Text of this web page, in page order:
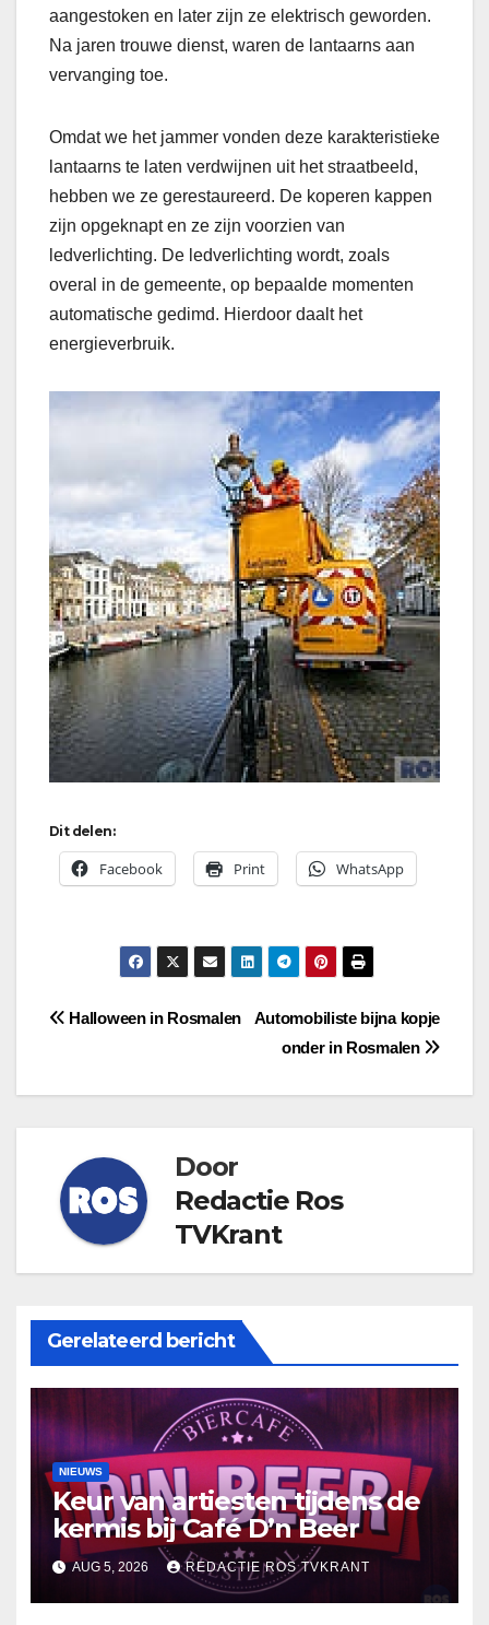
aangestoken en later zijn ze elektrisch geworden.
Na jaren trouwe dienst, waren de lantaarns aan
vervanging toe.
Omdat we het jammer vonden deze karakteristieke
lantaarns te laten verdwijnen uit het straatbeeld,
hebben we ze gerestaureerd. De koperen kappen
zijn opgeknapt en ze zijn voorzien van
ledverlichting. De ledverlichting wordt, zoals
overal in de gemeente, op bepaalde momenten
automatische gedimd. Hierdoor daalt het
energieverbruik.
Dit delen:
Facebook Print WhatsApp
Bericht
Automobiliste bijna kopje
onder in Rosmalen
Halloween in Rosmalen
Door
Redactie Ros
TVKrant
Gerelateerd bericht
NIEUWS
Keur van artiesten tijdens de
kermis bij Café D’n Beer
AUG 5, 2026 REDACTIE ROS TVKRANT